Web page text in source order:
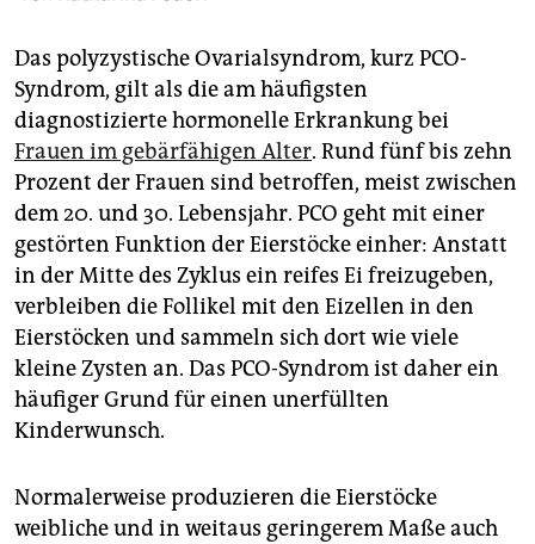
unterstützen
abo
genossenschaft
epaper login
Das polyzystische Ovarialsyndrom, kurz PCO-
Syndrom, gilt als die am häufigsten
diagnostizierte hormonelle Erkrankung bei
Frauen im gebärfähigen Alter. Rund fünf bis zehn
Prozent der Frauen sind betroffen, meist zwischen
dem 20. und 30. Lebensjahr. PCO geht mit einer
gestörten Funktion der Eierstöcke einher: Anstatt
in der Mitte des Zyklus ein reifes Ei freizugeben,
verbleiben die Follikel mit den Eizellen in den
Eierstöcken und sammeln sich dort wie viele
kleine Zysten an. Das PCO-Syndrom ist daher ein
häufiger Grund für einen unerfüllten
Kinderwunsch.
Normalerweise produzieren die Eierstöcke
weibliche und in weitaus geringerem Maße auch